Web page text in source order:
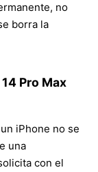
no
borra la
Pro Max
iPhone no se
una
con el